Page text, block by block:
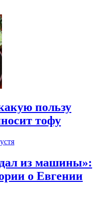
пользу
тофу
из машины»:
о Евгении